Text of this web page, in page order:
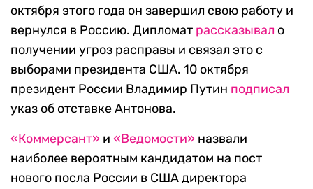
октября этого года он завершил свою работу и
вернулся в Россию. Дипломат рассказывал о
получении угроз расправы и связал это с
выборами президента США. 10 октября
президент России Владимир Путин подписал
указ об отставке Антонова.
«Коммерсант» и «Ведомости» назвали
наиболее вероятным кандидатом на пост
нового посла России в США директора